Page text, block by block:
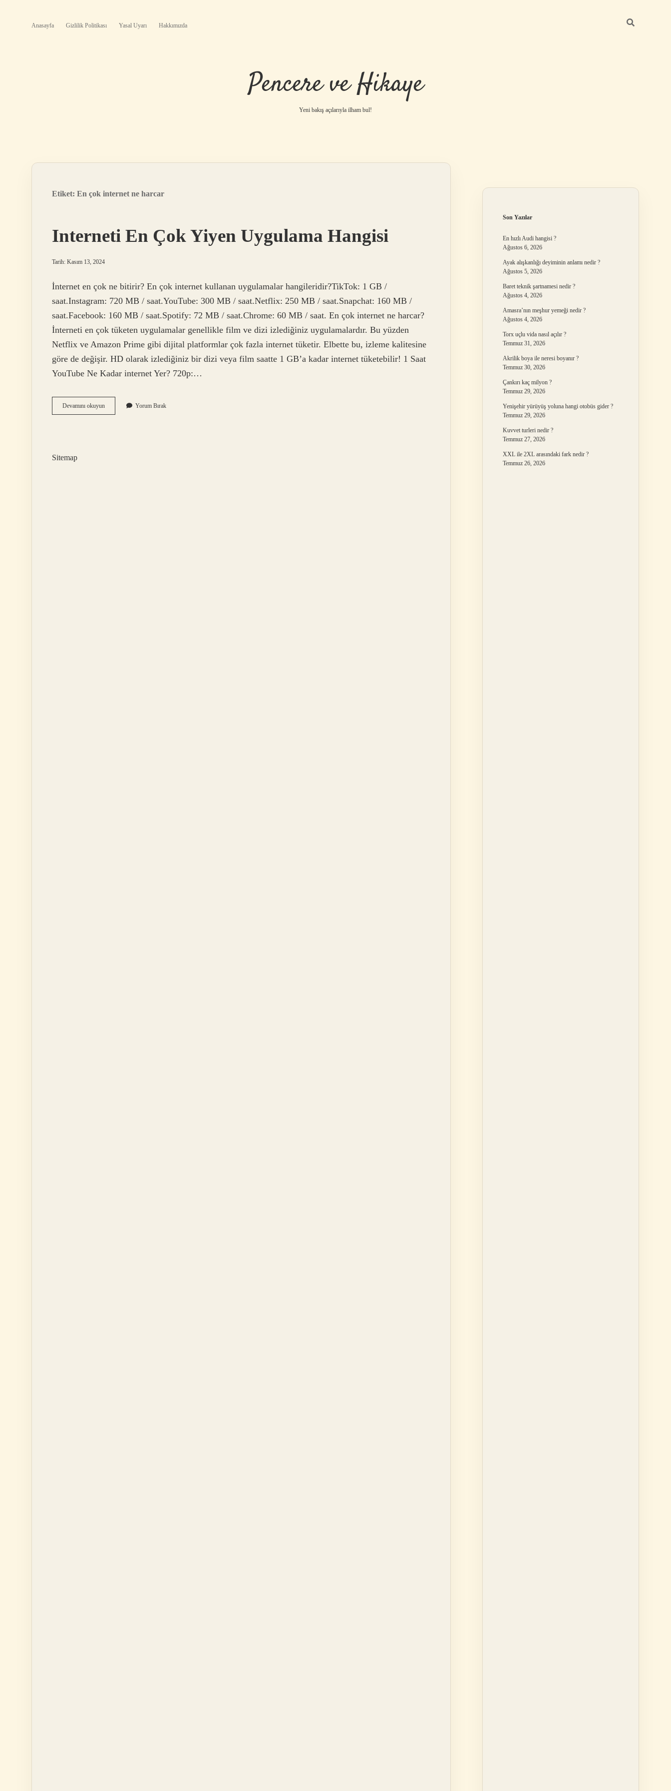
Anasayfa Gizlilik Politikası Yasal Uyarı Hakkımızda
Pencere ve Hikaye
Yeni bakış açılarıyla ilham bul!
Etiket: En çok internet ne harcar
Interneti En Çok Yiyen Uygulama Hangisi
Tarih: Kasım 13, 2024
İnternet en çok ne bitirir? En çok internet kullanan uygulamalar hangileridir?TikTok: 1 GB /
saat.Instagram: 720 MB / saat.YouTube: 300 MB / saat.Netflix: 250 MB / saat.Snapchat: 160 MB /
saat.Facebook: 160 MB / saat.Spotify: 72 MB / saat.Chrome: 60 MB / saat. En çok internet ne harcar?
İnterneti en çok tüketen uygulamalar genellikle film ve dizi izlediğiniz uygulamalardır. Bu yüzden
Netflix ve Amazon Prime gibi dijital platformlar çok fazla internet tüketir. Elbette bu, izleme kalitesine
göre de değişir. HD olarak izlediğiniz bir dizi veya film saatte 1 GB’a kadar internet tüketebilir! 1 Saat
YouTube Ne Kadar internet Yer? 720p:…
Devamını okuyunInterneti
En
Yorum Bırak
Sitemap
Son Yazılar
En hızlı Audi hangisi ?
Ağustos 6, 2026
Ayak alışkanlığı deyiminin anlamı nedir ?
Ağustos 5, 2026
Baret teknik şartnamesi nedir ?
Ağustos 4, 2026
Amasra’nın meşhur yemeği nedir ?
Ağustos 4, 2026
Torx uçlu vida nasıl açılır ?
Temmuz 31, 2026
Akrilik boya ile neresi boyanır ?
Temmuz 30, 2026
Çankırı kaç milyon ?
Temmuz 29, 2026
Yenişehir yürüyüş yoluna hangi otobüs gider ?
Temmuz 29, 2026
Kuvvet turleri nedir ?
Temmuz 27, 2026
XXL ile 2XL arasındaki fark nedir ?
Temmuz 26, 2026